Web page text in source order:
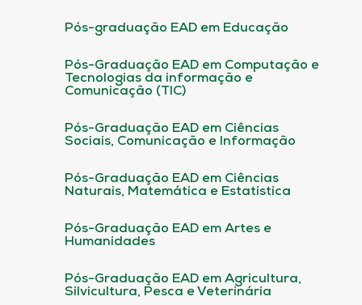
Pós-graduação EAD em Educação
Pós-Graduação EAD em Computação e
Tecnologias da informação e
Comunicação (TIC)
Pós-Graduação EAD em Ciências
Sociais, Comunicação e Informação
Pós-Graduação EAD em Ciências
Naturais, Matemática e Estatística
Pós-Graduação EAD em Artes e
Humanidades
Pós-Graduação EAD em Agricultura,
Silvicultura, Pesca e Veterinária